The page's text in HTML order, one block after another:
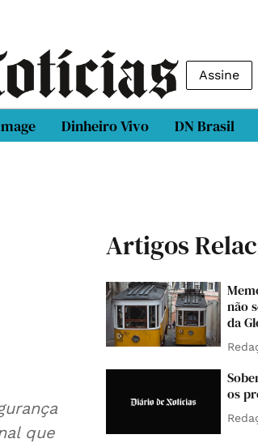
Assine
Dinheiro Vivo DN Brasil
que
Artigos
não
da
os